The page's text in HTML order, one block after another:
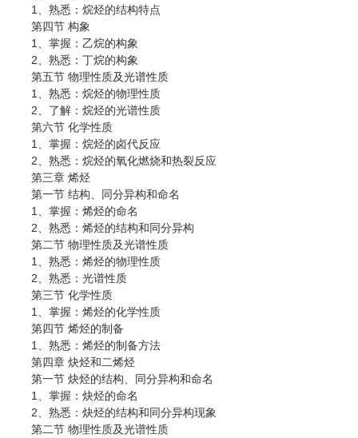
1、熟悉：烷烃的结构特点
第四节 构象
1、掌握：乙烷的构象
2、熟悉：丁烷的构象
第五节 物理性质及光谱性质
1、熟悉：烷烃的物理性质
2、了解：烷烃的光谱性质
第六节 化学性质
1、掌握：烷烃的卤代反应
2、熟悉：烷烃的氧化燃烧和热裂反应
第三章 烯烃
第一节 结构、同分异构和命名
1、掌握：烯烃的命名
2、熟悉：烯烃的结构和同分异构
第二节 物理性质及光谱性质
1、熟悉：烯烃的物理性质
2、熟悉：光谱性质
第三节 化学性质
1、掌握：烯烃的化学性质
第四节 烯烃的制备
1、熟悉：烯烃的制备方法
第四章 炔烃和二烯烃
第一节 炔烃的结构、同分异构和命名
1、掌握：炔烃的命名
2、熟悉：炔烃的结构和同分异构现象
第二节 物理性质及光谱性质